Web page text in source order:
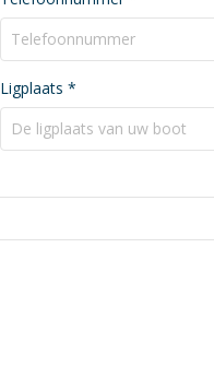
Ligplaats *